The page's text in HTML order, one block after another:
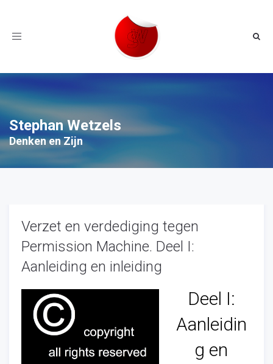
Toggle
Stephan Wetzels
Denken en Zijn
Verzet en verdediging tegen
Permission Machine. Deel I:
Aanleiding en inleiding
Deel I:
Aanleidin
g en